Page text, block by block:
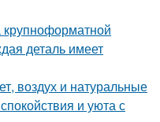
деталь имеет
воздух и натуральные
и уюта с